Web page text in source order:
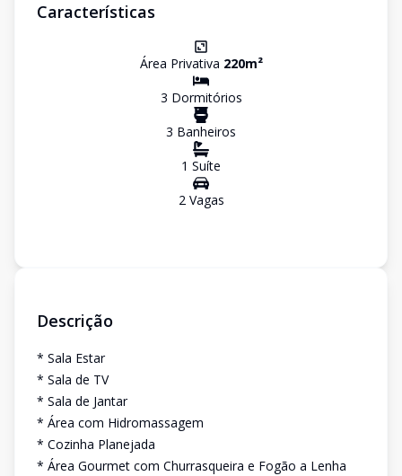
Características
Área Privativa 220m²
3 Dormitórios
3 Banheiros
1 Suíte
2Vagas
Descrição
* Sala Estar
* Sala de TV
* Sala de Jantar
* Área com Hidromassagem
* Cozinha Planejada
* Área Gourmet com Churrasqueira e Fogão a Lenha